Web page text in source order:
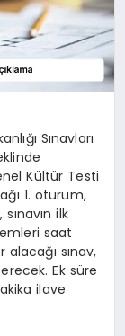
Sınavları
Kültür Testi
1. oturum,
ilk
saat
sınav,
Ek süre
ilave